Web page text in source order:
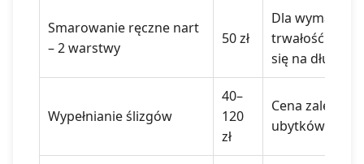
Smarowanie ręczne nart
– 2 warstwy
50 zł
Dla
trwałość na
się na dłuższe
Wypełnianie ślizgów
40–
120
zł
Cena zależna
ubytków w